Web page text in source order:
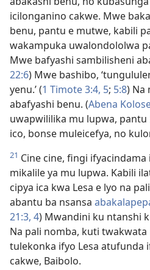
icilonganino cakwe. Mwe
benu, pantu e mutwe, kabili
wakampuka uwalondololwa
Mwe bafyashi sambilisheni
22:6) Mwe bashibo,
yenu.’ (1 Timote 3:4, 5; 5:8) Na
abafyashi benu. (Abena
uwapwililika mu lupwa, pantu
ico, bonse muleicefya, no
21 Cine cine, fingi
mikalile ya mu lupwa. Kabili
cipya ica kwa Lesa e lyo na
abantu ba nsansa
21:3, 4) Mwandini ku ntanshi
Na pali nomba, kuti
tulekonka ifyo Lesa atufunda
cakwe, Baibolo.